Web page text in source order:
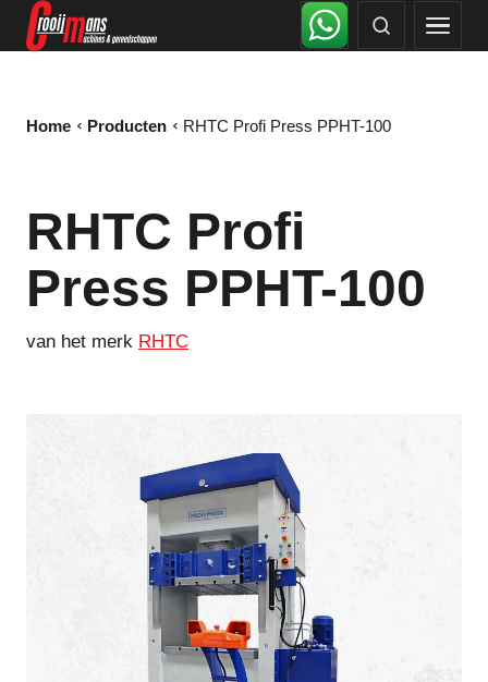
Home Producten RHTC Profi Press PPHT-100
RHTC Profi
Press PPHT-100
van het merk RHTC